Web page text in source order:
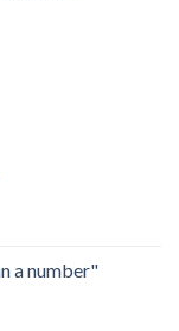
a number"